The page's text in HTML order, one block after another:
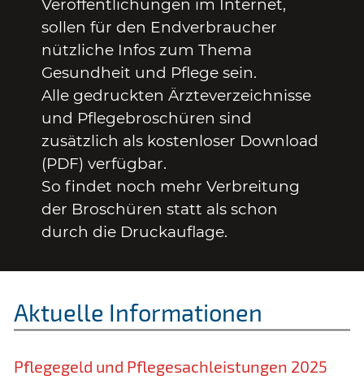
Veröffentlichungen im Internet,
sollen für den Endverbraucher
nützliche Infos zum Thema
Gesundheit und Pflege sein.
Alle gedruckten Ärzteverzeichnisse
und Pflegebroschüren sind
zusätzlich als kostenloser Download
(PDF) verfügbar.
So findet noch mehr Verbreitung
der Broschüren statt als schon
durch die Druckauflage.
Aktuelle Informationen
Pflegegeld und Pflegesachleistungen 2025